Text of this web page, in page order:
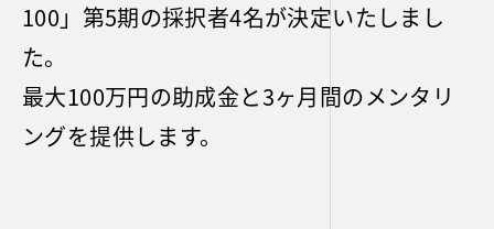
100」第5期の採択者4名が決定いたしまし
た。
最大100万円の助成金と3ヶ月間のメンタリ
ングを提供します。